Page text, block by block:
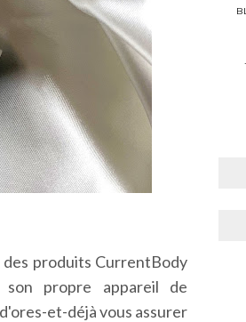
produits CurrentBody
propre appareil de
et-déjà vous assurer